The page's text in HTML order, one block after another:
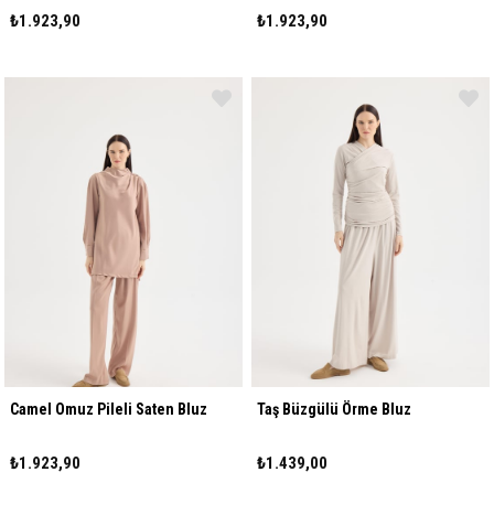
₺1.923,90 ₺1.923,90
Camel Omuz Pileli Saten Bluz
₺1.923,90
Taş Büzgülü Örme Bluz
₺1.439,00